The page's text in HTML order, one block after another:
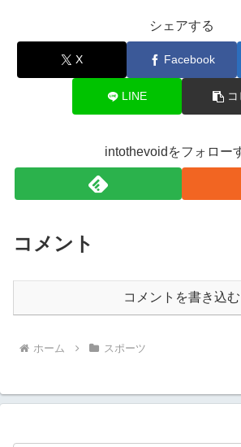
シェアする
X Facebook
LINE
intothevoidをフォロー
コメント
コメントを書き込む
ホーム スポーツ